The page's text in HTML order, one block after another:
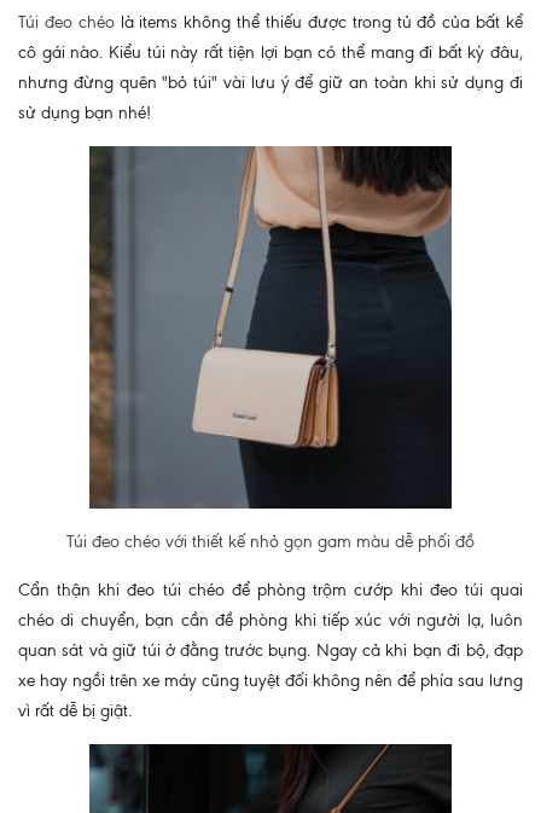
Túi đeo chéolà items không thể thiếu được trong tủ đồ của bất kể
cô gái nào. Kiểu túi này rất tiện lợi bạn có thể mang đi bất kỳ đâu,
nhưng đừng quên "bỏ túi" vài lưu ý để giữ an toàn khi sử dụng đi
sử dụng bạn nhé!
Túi đeo chéo với thiết kế nhỏ gọn gam màu dễ phối đồ
Cẩn thận khi đeo túi chéo để phòng trộm cướp khi đeo túi quai
chéo di chuyển, bạn cần đề phòng khi tiếp xúc với người lạ, luôn
quan sát và giữ túi ở đằng trước bụng. Ngay cả khi bạn đi bộ, đạp
xe hay ngồi trên xe máy cũng tuyệt đối không nên để phía sau lưng
vì rất dễ bị giật.